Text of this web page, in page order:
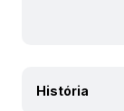
História